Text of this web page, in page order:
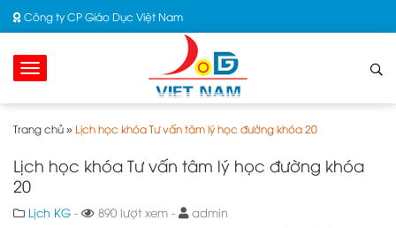
Công ty CP Giáo Dục Việt Nam
Trang chủ» Lịch học khóa Tư vấn tâm lý học đường khóa 20
Lịch học khóa Tư vấn tâm lý học đường khóa
20
Lịch KG - 890 lượt xem - admin